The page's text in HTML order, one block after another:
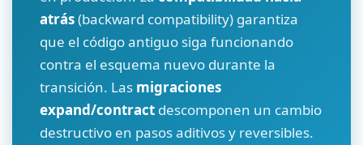
atrás(backward compatibility) garantiza
que el código antiguo siga funcionando
contra el esquema nuevo durante la
transición. Las migraciones
expand/contract descomponen un cambio
destructivo en pasos aditivos y reversibles.